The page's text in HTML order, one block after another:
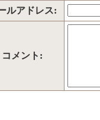
ルアドレス:
コメント: